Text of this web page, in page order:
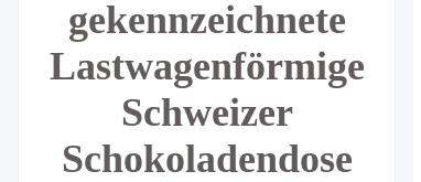
gekennzeichnete
Lastwagenförmige
Schweizer
Schokoladendose